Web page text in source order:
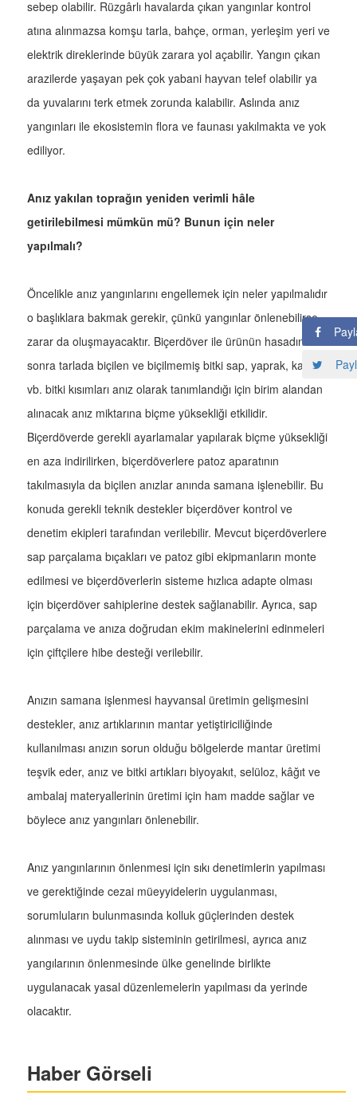
sebep olabilir. Rüzgârlı havalarda çıkan yangınlar kontrol
atına alınmazsa komşu tarla, bahçe, orman, yerleşim yeri ve
elektrik direklerinde büyük zarara yol açabilir. Yangın çıkan
arazilerde yaşayan pek çok yabani hayvan telef olabilir ya
da yuvalarını terk etmek zorunda kalabilir. Aslında anız
yangınları ile ekosistemin flora ve faunası yakılmakta ve yok
ediliyor.
Anız yakılan toprağın yeniden verimli hâle
getirilebilmesi mümkün mü? Bunun için neler
yapılmalı?
Öncelikle anız yangınlarını engellemek için neler yapılmalıdır
o başlıklara bakmak gerekir, çünkü yangınlar önlenebilirse
zarar da oluşmayacaktır. Biçerdöver ile ürünün hasadından
sonra tarlada biçilen ve biçilmemiş bitki sap, yaprak, kavuz
vb. bitki kısımları anız olarak tanımlandığı için birim alandan
alınacak anız miktarına biçme yüksekliği etkilidir.
Biçerdöverde gerekli ayarlamalar yapılarak biçme yüksekliği
en aza indirilirken, biçerdöverlere patoz aparatının
takılmasıyla da biçilen anızlar anında samana işlenebilir. Bu
konuda gerekli teknik destekler biçerdöver kontrol ve
denetim ekipleri tarafından verilebilir. Mevcut biçerdöverlere
sap parçalama bıçakları ve patoz gibi ekipmanların monte
edilmesi ve biçerdöverlerin sisteme hızlıca adapte olması
için biçerdöver sahiplerine destek sağlanabilir. Ayrıca, sap
parçalama ve anıza doğrudan ekim makinelerini edinmeleri
için çiftçilere hibe desteği verilebilir.
Anızın samana işlenmesi hayvansal üretimin gelişmesini
destekler, anız artıklarının mantar yetiştiriciliğinde
kullanılması anızın sorun olduğu bölgelerde mantar üretimi
teşvik eder, anız ve bitki artıkları biyoyakıt, selüloz, kâğıt ve
ambalaj materyallerinin üretimi için ham madde sağlar ve
böylece anız yangınları önlenebilir.
Anız yangınlarının önlenmesi için sıkı denetimlerin yapılması
ve gerektiğinde cezai müeyyidelerin uygulanması,
sorumluların bulunmasında kolluk güçlerinden destek
alınması ve uydu takip sisteminin getirilmesi, ayrıca anız
yangılarının önlenmesinde ülke genelinde birlikte
uygulanacak yasal düzenlemelerin yapılması da yerinde
olacaktır.
Haber Görseli